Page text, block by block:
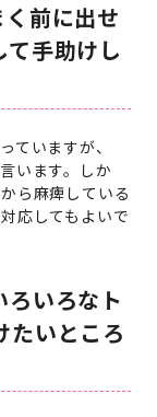
前に出せ
手助けし
ていますが、
います。しか
ら麻痺している
応してもよいで
いろなト
たいところ